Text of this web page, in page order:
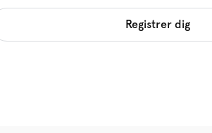
Registrer dig